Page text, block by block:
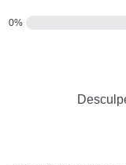
0%